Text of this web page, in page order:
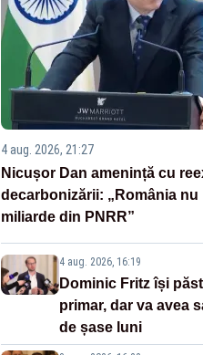
4 aug. 2026, 21:27
Nicușor Dan amenință cu
decarbonizării: „România nu
miliarde din PNRR”
4 aug. 2026, 16:19
Dominic Fritz își
primar, dar va avea
de șase luni